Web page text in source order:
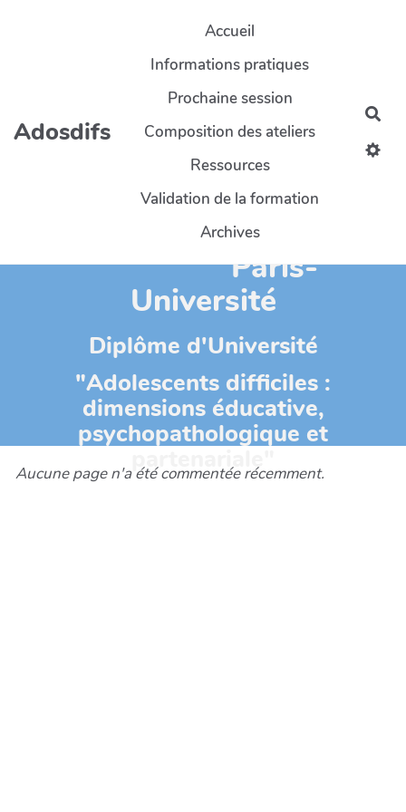
Adosdifs
Accueil
Informations pratiques
Prochaine session
Composition des ateliers
Ressources
Validation de la formation
Archives
CY-Cergy-
Paris-
Université
Diplôme d'Université
"Adolescents difficiles :
dimensions éducative,
psychopathologique et
partenariale"
Aucune page n'a été commentée récemment.